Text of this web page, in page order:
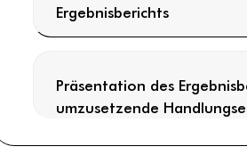
Ergebnisberichts
Präsentation des
umzusetzende